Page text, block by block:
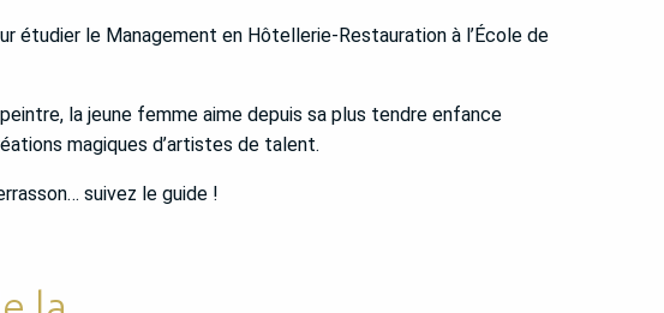
étudier le Management en Hôtellerie-Restauration à l’École de
la jeune femme aime depuis sa plus tendre enfance
magiques d’artistes de talent.
suivez le guide !